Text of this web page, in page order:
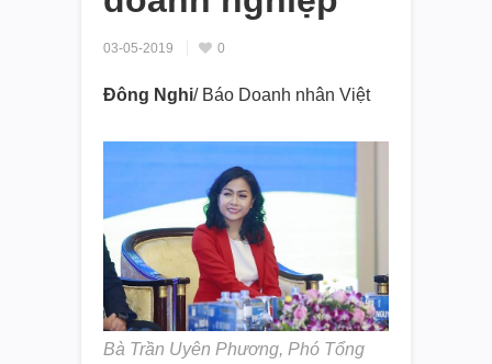
03-05-2019 0
Đông Nghi/ Báo Doanh nhân Việt
Bà Trần Uyên Phương, Phó Tổng